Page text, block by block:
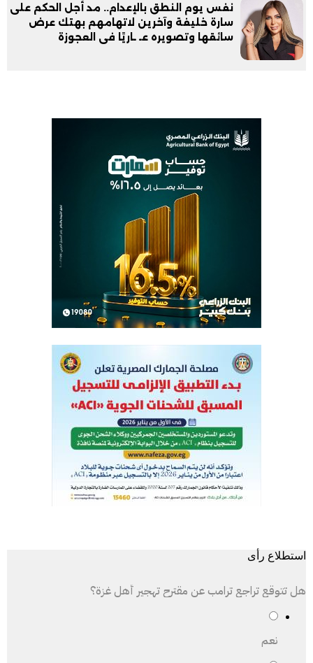
نفس يوم النطق بالإعدام.. مد أجل الحكم على
سارة خليفة وآخرين لاتهامهم بهتك عرض
سائقها وتصويره عـ ـاريًا فى العجوزة
استطلاع رأى
هل تتوقع تراجع ترامب عن مقترح تهجير أهل غزة؟
نعم